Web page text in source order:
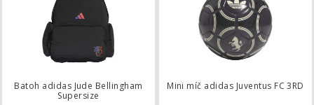
Batoh adidas Jude Bellingham
Supersize
Mini míč adidas Juventus FC 3RD